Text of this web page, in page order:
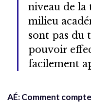
niveau de la
milieu
sont pas du
pouvoir
facilement
AÉ: Comment